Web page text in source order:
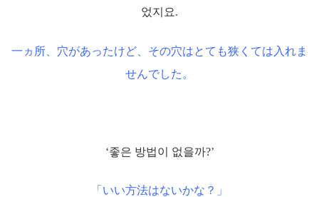
었지요.
一ヵ所、穴があったけど、その穴はとても狭くては入れま
せんでした。
‘좋은 방법이 없을까?’
「いい方法はないかな？」